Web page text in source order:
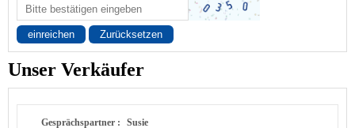
einreichen Zurücksetzen
Unser Verkäufer
Gesprächspartner : Susie